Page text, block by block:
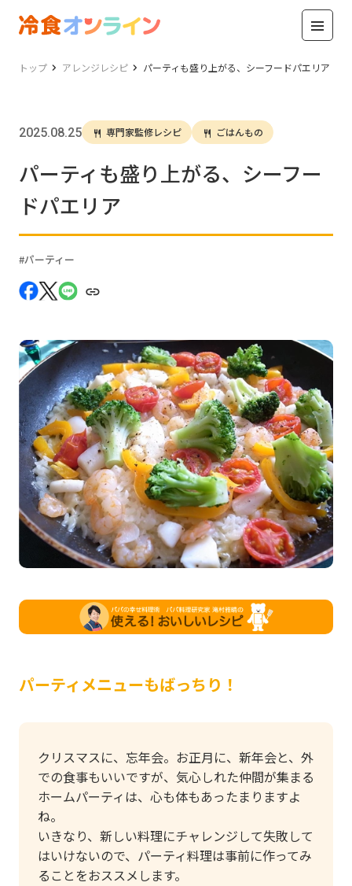
トップ アレンジレシピ パーティも盛り上がる、シーフードパエリア
2025.08.25 専門家監修レシピ ごはんもの
パーティも盛り上がる、シーフー
ドパエリア
パーティー
パーティメニューもばっちり！
クリスマスに、忘年会。お正月に、新年会と、外
での食事もいいですが、気心しれた仲間が集まる
ホームパーティは、心も体もあったまりますよ
ね。
いきなり、新しい料理にチャレンジして失敗して
はいけないので、パーティ料理は事前に作ってみ
ることをおススメします。